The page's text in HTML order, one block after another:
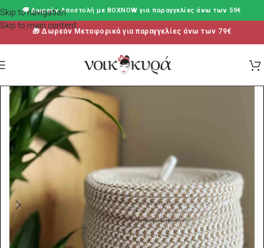
Skip to navigation
Skip to main content
🚚 Δωρεάν Aποστολή με BOXNOW για παραγγελίες άνω των 59€
🎁 Δωρεάν Μεταφορικά για παραγγελίες άνω των 79€